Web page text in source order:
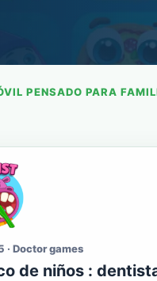
PENSADO PARA
· Doctor games
de niños :